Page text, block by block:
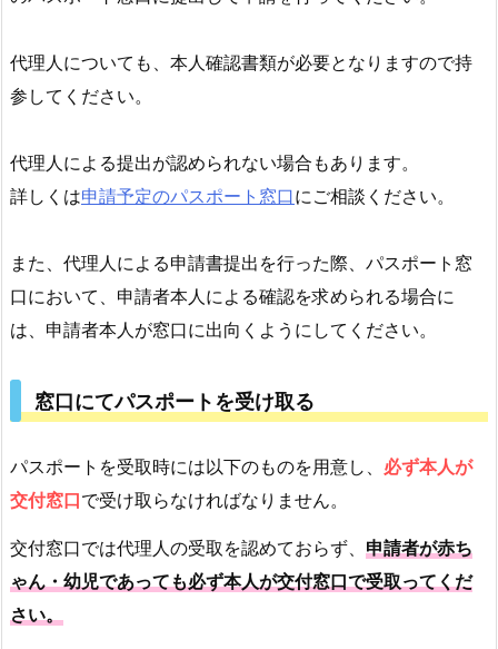
9.
ー
ト
関
す
あ
質
問
代理人についても、本人確認書類が必要となりますので持
参してください。
代理人による提出が認められない場合もあります。
詳しくは申請予定のパスポート窓口にご相談ください。
また、代理人による申請書提出を行った際、パスポート窓
口において、申請者本人による確認を求められる場合に
は、申請者本人が窓口に出向くようにしてください。
窓口にてパスポートを受け取る
パスポートを受取時には以下のものを用意し、 必ず本人が
交付窓口で受け取らなければなりません。
交付窓口では代理人の受取を認めておらず、 申請者が赤ち
ゃん・幼児であっても必ず本人が交付窓口で受取ってくだ
さい。